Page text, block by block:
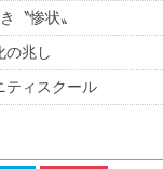
〝惨状〟
の兆し
ティスクール